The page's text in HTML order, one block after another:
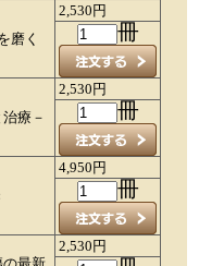
磨く
2,530円
冊
療－
2,530円
冊
4,950円
冊
2,530円